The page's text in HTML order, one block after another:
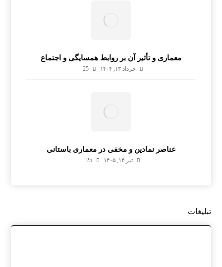
معماری و تأثیر آن بر روابط همسایگی و اجتماع
خرداد ۱۳, ۱۴۰۴ 25
عناصر نمادین و مخفی در معماری باستانی
تیر ۱۴, ۱۴۰۵ 25
تبلیغات